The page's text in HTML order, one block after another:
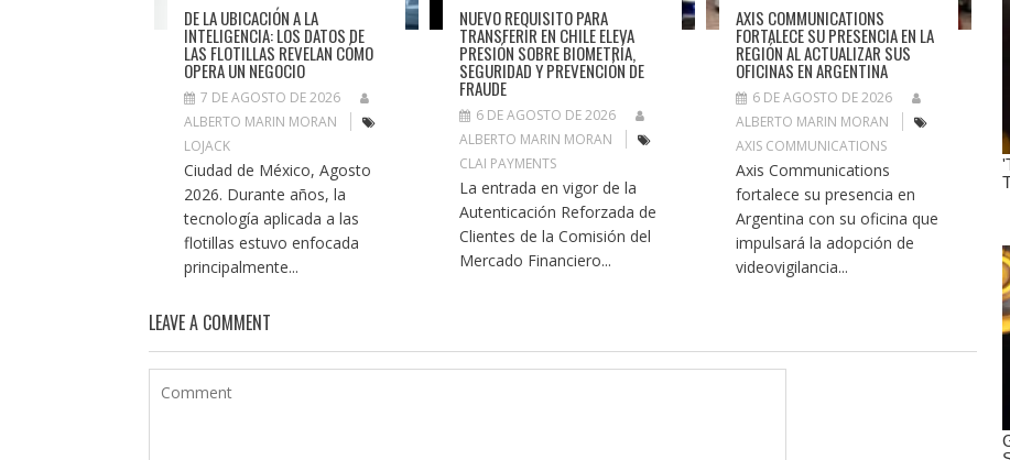
DE LA UBICACIÓN A LA
INTELIGENCIA: LOS DATOS DE
LAS FLOTILLAS REVELAN CÓMO
OPERA UN NEGOCIO
7 DE AGOSTO DE 2026
ALBERTO MARIN MORAN
LOJACK
Ciudad de México, Agosto
2026. Durante años, la
tecnología aplicada a las
flotillas estuvo enfocada
principalmente...
NUEVO REQUISITO PARA
TRANSFERIR EN CHILE ELEVA
PRESIÓN SOBRE BIOMETRÍA,
SEGURIDAD Y PREVENCIÓN DE
FRAUDE
6 DE AGOSTO DE 2026
ALBERTO MARIN MORAN
CLAI PAYMENTS
La entrada en vigor de la
Autenticación Reforzada de
Clientes de la Comisión del
Mercado Financiero...
AXIS COMMUNICATIONS
FORTALECE SU PRESENCIA EN LA
REGIÓN AL ACTUALIZAR SUS
OFICINAS EN ARGENTINA
6 DE AGOSTO DE 2026
ALBERTO MARIN MORAN
AXIS COMMUNICATIONS
Axis Communications
fortalece su presencia en
Argentina con su oficina que
impulsará la adopción de
videovigilancia...
LEAVE A COMMENT